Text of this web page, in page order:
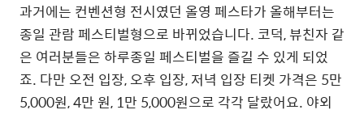
과거에는 컨벤션형 전시였던 올영 페스타가 올해부터는
종일 관람 페스티벌형으로 바뀌었습니다. 코덕, 뷰친자 같
은 여러분들은 하루종일 페스티벌을 즐길 수 있게 되었
죠. 다만 오전 입장, 오후 입장, 저녁 입장 티켓 가격은 5만
5,000원, 4만 원, 1만 5,000원으로 각각 달랐어요. 야외